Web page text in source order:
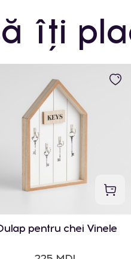
îți
pentru chei Vinele